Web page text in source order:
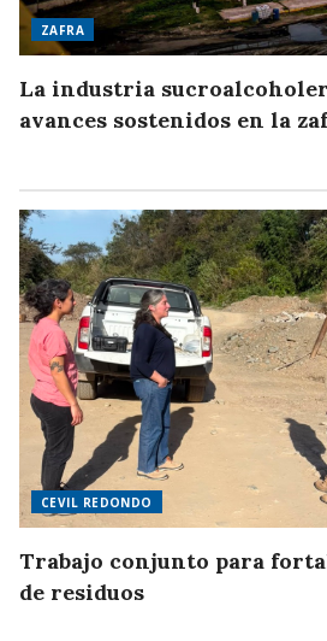
ZAFRA
La industria
avances sostenidos en la
CEVIL REDONDO
Trabajo conjunto para
de residuos